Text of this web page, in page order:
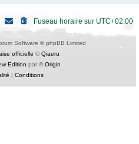
Fuseau horaire sur UTC+02:00
Software © phpBB Limited
officielle ©Qiaeru
Edition par ©Origin
| Conditions